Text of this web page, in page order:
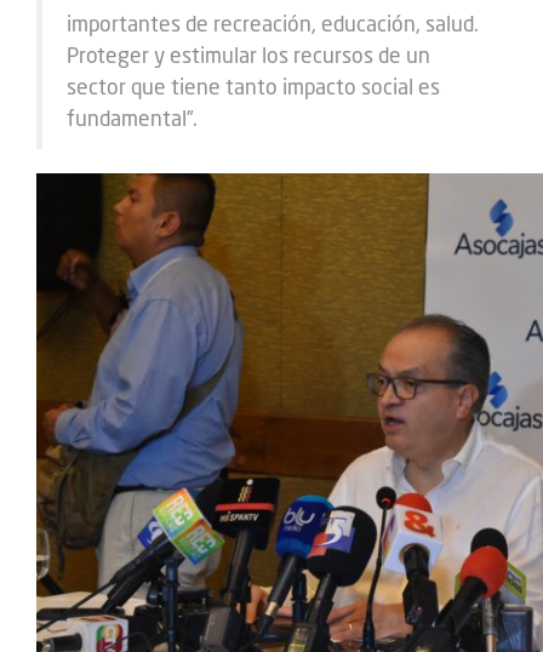
importantes de recreación, educación, salud.
Proteger y estimular los recursos de un
sector que tiene tanto impacto social es
fundamental”.